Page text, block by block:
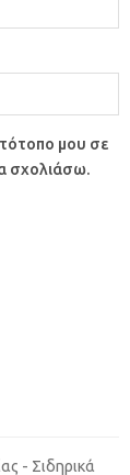
μου σε
σχολιάσω.
- Σιδηρικά